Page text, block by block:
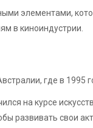
элементами,
в киноиндустрии.
где в 1995
на курсе
развивать свои